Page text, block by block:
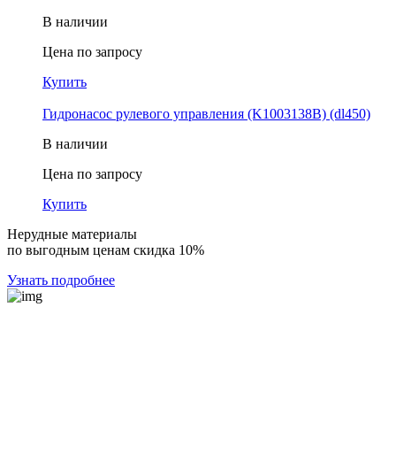
В наличии
Цена по запросу
Купить
Гидронасос рулевого управления (K1003138B) (dl450)
В наличии
Цена по запросу
Купить
Нерудные материалы
по выгодным ценам скидка 10%
Узнать подробнее